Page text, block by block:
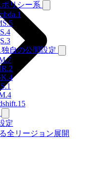
ポリシー系
自の公開設定
定
全リージョン展開